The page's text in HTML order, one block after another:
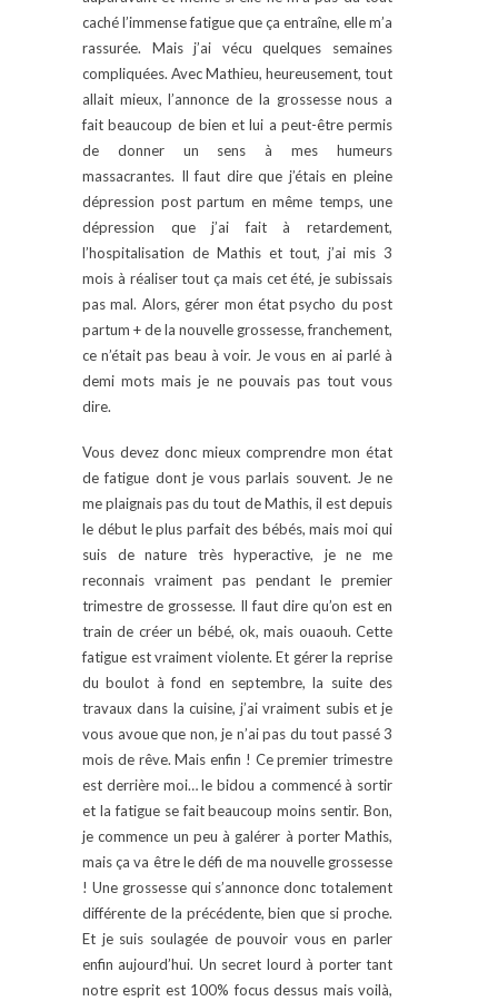
caché l’immense fatigue que ça entraîne, elle m’a
rassurée. Mais j’ai vécu quelques semaines
compliquées. Avec Mathieu, heureusement, tout
allait mieux, l’annonce de la grossesse nous a
fait beaucoup de bien et lui a peut-être permis
de donner un sens à mes humeurs
massacrantes. Il faut dire que j’étais en pleine
dépression post partum en même temps, une
dépression que j’ai fait à retardement,
l’hospitalisation de Mathis et tout, j’ai mis 3
mois à réaliser tout ça mais cet été, je subissais
pas mal. Alors, gérer mon état psycho du post
partum + de la nouvelle grossesse, franchement,
ce n’était pas beau à voir. Je vous en ai parlé à
demi mots mais je ne pouvais pas tout vous
dire.
Vous devez donc mieux comprendre mon état
de fatigue dont je vous parlais souvent. Je ne
me plaignais pas du tout de Mathis, il est depuis
le début le plus parfait des bébés, mais moi qui
suis de nature très hyperactive, je ne me
reconnais vraiment pas pendant le premier
trimestre de grossesse. Il faut dire qu’on est en
train de créer un bébé, ok, mais ouaouh. Cette
fatigue est vraiment violente. Et gérer la reprise
du boulot à fond en septembre, la suite des
travaux dans la cuisine, j’ai vraiment subis et je
vous avoue que non, je n’ai pas du tout passé 3
mois de rêve. Mais enfin ! Ce premier trimestre
est derrière moi… le bidou a commencé à sortir
et la fatigue se fait beaucoup moins sentir. Bon,
je commence un peu à galérer à porter Mathis,
mais ça va être le défi de ma nouvelle grossesse
! Une grossesse qui s’annonce donc totalement
différente de la précédente, bien que si proche.
Et je suis soulagée de pouvoir vous en parler
enfin aujourd’hui. Un secret lourd à porter tant
notre esprit est 100% focus dessus mais voilà,